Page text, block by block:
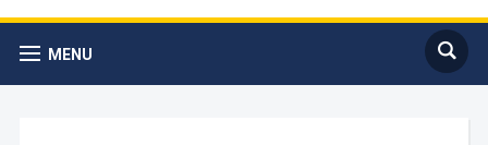
MENU